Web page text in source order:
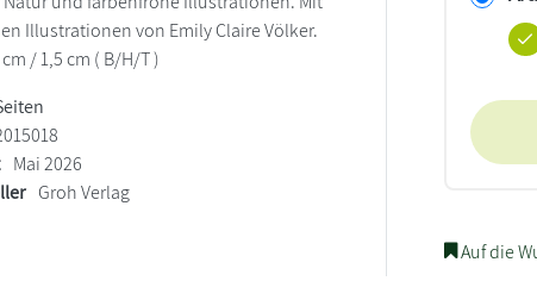
Illustrationen von Emily Claire Völker.
/ 1,5 cm ( B/H/T )
Mai 2026
Groh Verlag
Auf die